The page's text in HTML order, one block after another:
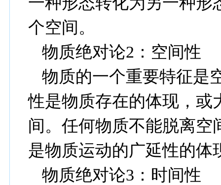
个空间。
物质绝对论2 ：空间性
物质的一个重要特征是
性是物质存在的体现，或
间。任何物质不能脱离空
是物质运动的广延性的体
物质绝对论3 ：时间性